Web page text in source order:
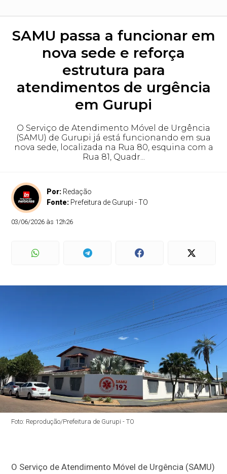
SAMU passa a funcionar em
nova sede e reforça
estrutura para
atendimentos de urgência
em Gurupi
O Serviço de Atendimento Móvel de Urgência
(SAMU) de Gurupi já está funcionando em sua
nova sede, localizada na Rua 80, esquina com a
Rua 81, Quadr...
Por: Redação
Fonte: Prefeitura de Gurupi - TO
03/06/2026 às 12h26
Foto: Reprodução/Prefeitura de Gurupi - TO
O Serviço de Atendimento Móvel de Urgência (SAMU)